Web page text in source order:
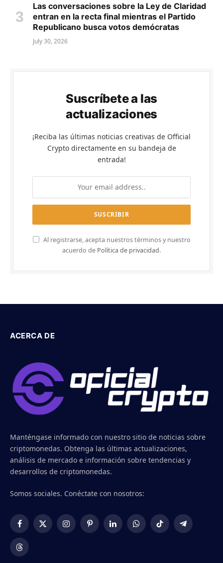
Las conversaciones sobre la Ley de Claridad
entran en la recta final mientras el Partido
Republicano busca votos demócratas
July 30, 2026
Suscríbete a las
actualizaciones
¡Reciba las últimas noticias creativas de Official
Crypto directamente en su bandeja de
entrada!
Al registrarse, acepta nuestros términos y nuestro
acuerdo de Política de privacidad.
ACERCA DE
Manténgase informado con nuestro sitio de noticias sobre
criptomonedas. Obtenga las últimas actualizaciones,
análisis de mercado e información sobre tendencias y
desarrollos de criptomonedas.
Somos sociales. Conéctate con nosotros:
Facebook
X
InstagramPinterestLinkedInWhatsApp
TikTok Telegram
Threads